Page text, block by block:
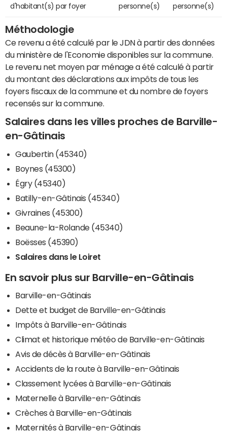
d'habitant(s) par foyer
personne(s)
personne(s)
Méthodologie
Ce revenu a été calculé par le JDN à partir des données
du ministère de l'Economie disponibles sur la commune.
Le revenu net moyen par ménage a été calculé à partir
du montant des déclarations aux impôts de tous les
foyers fiscaux de la commune et du nombre de foyers
recensés sur la commune.
Salaires dans les villes proches de Barville-
en-Gâtinais
Gaubertin (45340)
Boynes (45300)
Égry (45340)
Batilly-en-Gâtinais (45340)
Givraines (45300)
Beaune-la-Rolande (45340)
Boësses (45390)
Salaires dans le Loiret
En savoir plus sur Barville-en-Gâtinais
Barville-en-Gâtinais
Dette et budget de Barville-en-Gâtinais
Impôts à Barville-en-Gâtinais
Climat et historique météo de Barville-en-Gâtinais
Avis de décès à Barville-en-Gâtinais
Accidents de la route à Barville-en-Gâtinais
Classement lycées à Barville-en-Gâtinais
Maternelle à Barville-en-Gâtinais
Crèches à Barville-en-Gâtinais
Maternités à Barville-en-Gâtinais